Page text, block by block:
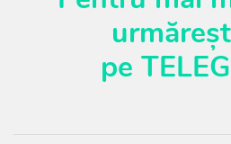
pe